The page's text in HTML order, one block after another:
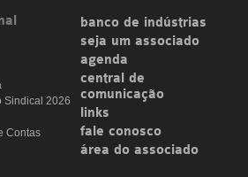
Sindical 2026
Contas
banco de indústrias
seja um associado
agenda
central de
comunicação
links
fale conosco
área do associado